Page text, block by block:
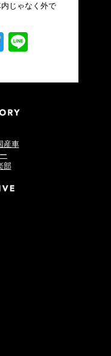
じゃなく外で
Twitter
産車
部